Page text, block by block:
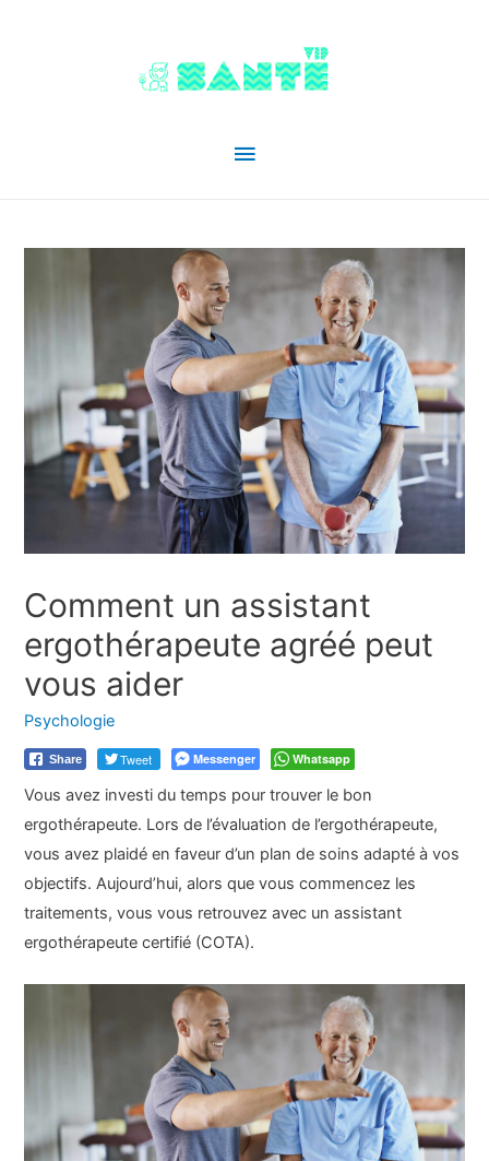
Menu
Comment un assistant
ergothérapeute agréé peut
vous aider
Psychologie
Share Tweet Messenger Whatsapp
Vous avez investi du temps pour trouver le bon
ergothérapeute. Lors de l’évaluation de l’ergothérapeute,
vous avez plaidé en faveur d’un plan de soins adapté à vos
objectifs. Aujourd’hui, alors que vous commencez les
traitements, vous vous retrouvez avec un assistant
ergothérapeute certifié (COTA).